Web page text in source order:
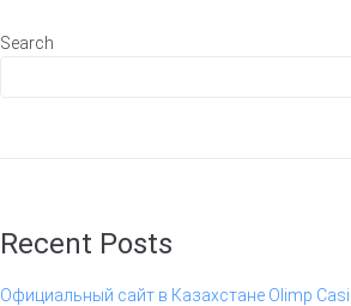
Search
Recent Posts
Официальный сайт в Казахстане Olimp